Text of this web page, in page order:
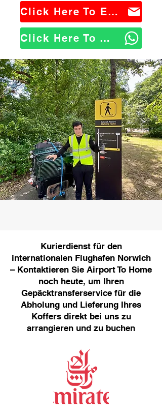
Click Here To Email Us
Click Here To WhatsApp Us
Kurierdienst für den
internationalen Flughafen Norwich
– Kontaktieren Sie Airport To Home
noch heute, um Ihren
Gepäcktransferservice für die
Abholung und Lieferung Ihres
Koffers direkt bei uns zu
arrangieren und zu buchen